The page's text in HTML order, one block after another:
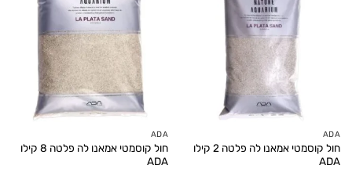
ADA
חול קוסמטי אמאנו לה פלטה 2 קילו
ADA
ADA
חול קוסמטי אמאנו לה פלטה 8 קילו
ADA